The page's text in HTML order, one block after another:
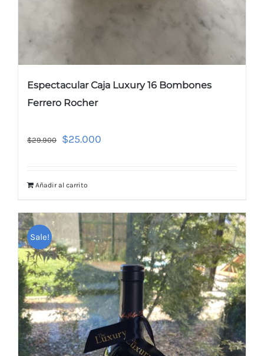
Espectacular Caja Luxury 16 Bombones
Ferrero Rocher
$29.900 $25.000
Añadir al carrito
Sale!